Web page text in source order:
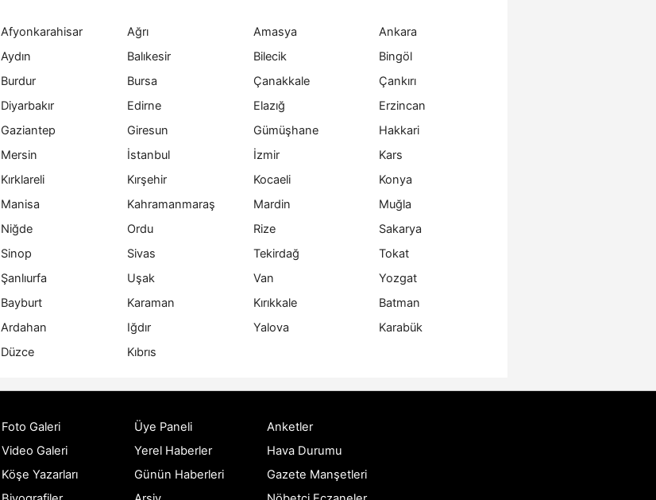
Afyonkarahisar Ağrı Amasya
Ankara
Aydın Balıkesir Bilecik
Bingöl
Burdur Bursa Çanakkale
Çankırı
Diyarbakır Edirne Elazığ
Erzincan
Gaziantep Giresun Gümüşhane
Hakkari
Mersin İstanbul İzmir
Kars
Kırklareli Kırşehir Kocaeli
Konya
Manisa Kahramanmaraş Mardin
Muğla
Niğde Ordu Rize
Sakarya
Sinop Sivas Tekirdağ
Tokat
Şanlıurfa Uşak Van
Yozgat
Bayburt Karaman Kırıkkale
Batman
Ardahan Iğdır Yalova
Karabük
Düzce Kıbrıs
Foto Galeri
Video Galeri
Köşe Yazarları
Üye Paneli
Yerel Haberler
Günün Haberleri
Anketler
Hava Durumu
Gazete Manşetleri